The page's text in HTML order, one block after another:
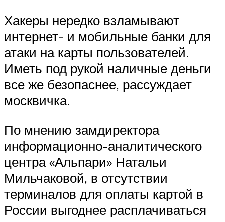
Хакеры нередко взламывают
интернет- и мобильные банки для
атаки на карты пользователей.
Иметь под рукой наличные деньги
все же безопаснее, рассуждает
москвичка.
По мнению замдиректора
информационно-аналитического
центра «Альпари» Натальи
Мильчаковой, в отсутствии
терминалов для оплаты картой в
России выгоднее расплачиваться